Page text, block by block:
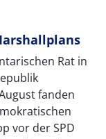
Rat in
fanden
vor der SPD